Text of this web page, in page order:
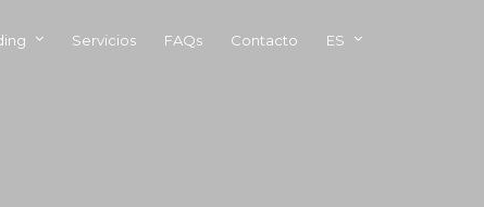
Servicios FAQs Contacto ES